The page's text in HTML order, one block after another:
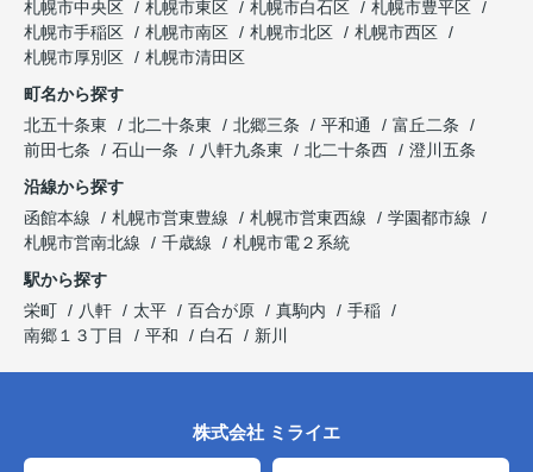
札幌市中央区
札幌市東区 札幌市白石区
札幌市豊平区
札幌市手稲区
札幌市南区 札幌市北区
札幌市西区
札幌市厚別区
札幌市清田区
町名から探す
北五十条東
北二十条東 北郷三条 平和通
富丘二条
前田七条
石山一条 八軒九条東 北二十条西
澄川五条
沿線から探す
函館本線
札幌市営東豊線 札幌市営東西線
学園都市線
札幌市営南北線
千歳線
札幌市電２系統
駅から探す
栄町
八軒 太平 百合が原 真駒内
手稲
南郷１３丁目
平和 白石 新川
株式会社 ミライエ